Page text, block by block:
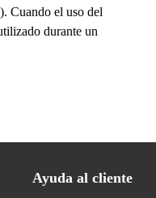
Cuando el uso del
durante un
Ayuda al cliente